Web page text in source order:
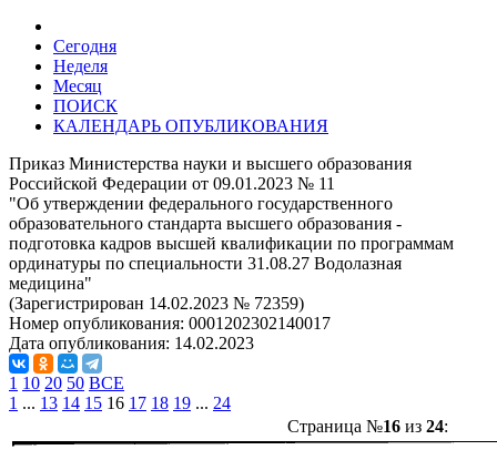
Сегодня
Неделя
Месяц
ПОИСК
КАЛЕНДАРЬ ОПУБЛИКОВАНИЯ
Приказ Министерства науки и высшего образования
Российской Федерации от 09.01.2023 № 11
"Об утверждении федерального государственного
образовательного стандарта высшего образования -
подготовка кадров высшей квалификации по программам
ординатуры по специальности 31.08.27 Водолазная
медицина"
(Зарегистрирован 14.02.2023 № 72359)
Номер опубликования: 0001202302140017
Дата опубликования: 14.02.2023
1 10 20 50 ВСЕ
1 ... 13 14 15 16 17 18 19 ... 24
Страница №16из 24: